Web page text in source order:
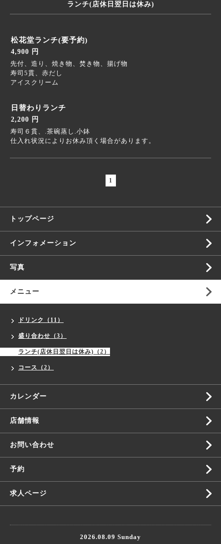
ランチ(店休日翌日は休み)
松花堂ランチ(要予約)
4,900 円
先付、造り、焼き物、焚き物、揚げ物
寿司5貫、赤だし
アイスクリーム
日替わりランチ
2,200 円
寿司６貫、.茶碗蒸し.小鉢
仕入れ状況によりお休み頂く場合があります。
1
トップページ
インフォメーション
写真
メニュー
ドリンク（11）
盛り合わせ（3）
ランチ(店休日翌日は休み)（2）
コース（2）
カレンダー
店舗情報
お問い合わせ
予約
求人ページ
2026.08.09 Sunday